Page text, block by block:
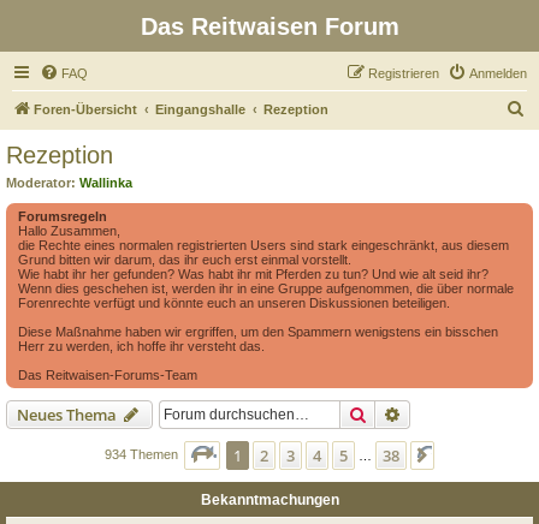
Das Reitwaisen Forum
FAQ Anmelden
Registrieren
Foren-Übersicht Eingangshalle Rezeption
Rezeption
Moderator: Wallinka
Forumsregeln
Hallo Zusammen,
die Rechte eines normalen registrierten Users sind stark eingeschränkt, aus diesem
Grund bitten wir darum, das ihr euch erst einmal vorstellt.
Wie habt ihr her gefunden? Was habt ihr mit Pferden zu tun? Und wie alt seid ihr?
Wenn dies geschehen ist, werden ihr in eine Gruppe aufgenommen, die über normale
Forenrechte verfügt und könnte euch an unseren Diskussionen beteiligen.
Diese Maßnahme haben wir ergriffen, um den Spammern wenigstens ein bisschen
Herr zu werden, ich hoffe ihr versteht das.
Das Reitwaisen-Forums-Team
Neues Thema Suche
934 Themen Seite 1von 38
1 2 3 4 5 38
Bekanntmachungen